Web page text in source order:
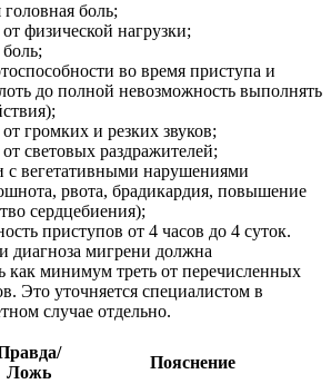
боль;
физической нагрузки;
во время приступа и
до полной невозможность выполнять
громких и резких звуков;
световых раздражителей;
с вегетативными нарушениями
рвота, брадикардия, повышение
сердцебиения);
приступов от 4 часов до 4 суток.
диагноза мигрени должна
как минимум треть от перечисленных
Это уточняется специалистом в
случае отдельно.
Ложь
Пояснение